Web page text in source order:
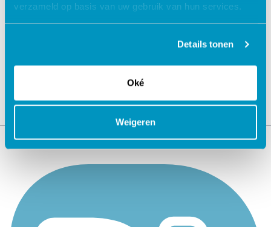
verzameld op basis van uw gebruik van hun services.
Details tonen
Oké
Weigeren
Jouw data veilig in de cloud